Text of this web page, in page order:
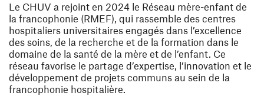
Le CHUV a rejoint en 2024 le Réseau mère-enfant de
la francophonie (RMEF), qui rassemble des centres
hospitaliers universitaires engagés dans l’excellence
des soins, de la recherche et de la formation dans le
domaine de la santé de la mère et de l’enfant. Ce
réseau favorise le partage d’expertise, l’innovation et le
développement de projets communs au sein de la
francophonie hospitalière.